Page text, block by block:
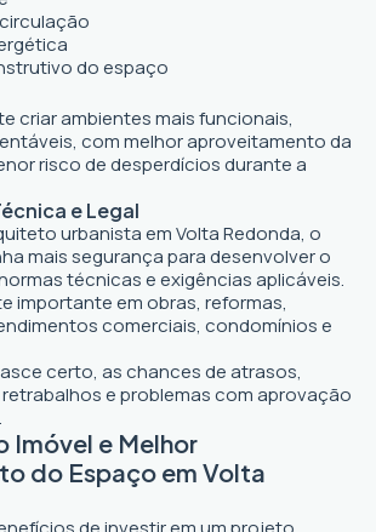
do espaço
criar ambientes mais funcionais,
com melhor aproveitamento da
risco de desperdícios durante a
e Legal
urbanista em Volta Redonda, o
mais segurança para desenvolver o
técnicas e exigências aplicáveis.
importante em obras, reformas,
comerciais, condomínios e
certo, as chances de atrasos,
e problemas com aprovação
Imóvel e Melhor
do Espaço em Volta